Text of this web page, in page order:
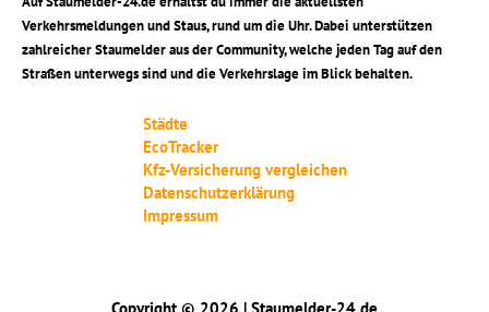
Verkehrsmeldungen und Staus, rund um die Uhr. Dabei unterstützen
zahlreicher Staumelder aus der Community, welche jeden Tag auf den
Straßen unterwegs sind und die Verkehrslage im Blick behalten.
Städte
EcoTracker
Kfz-Versicherung vergleichen
Datenschutzerklärung
Impressum